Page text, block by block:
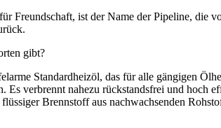
Freundschaft, ist der Name der Pipeline,
gibt?
Standardheizöl, das für alle gängigen
Es verbrennt nahezu rückstandsfrei und
Brennstoff aus nachwachsenden